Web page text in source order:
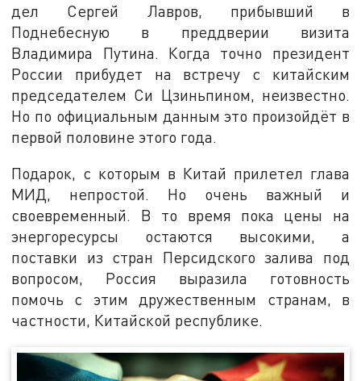
дел Сергей Лавров, прибывший в
Поднебесную в преддверии визита
Владимира Путина. Когда точно президент
России прибудет на встречу с китайским
председателем Си Цзиньпином, неизвестно.
Но по официальным данным это произойдёт в
первой половине этого года.
Подарок, с которым в Китай прилетел глава
МИД, непростой. Но очень важный и
своевременный. В то время пока цены на
энергоресурсы остаются высокими, а
поставки из стран Персидского залива под
вопросом, Россия выразила готовность
помочь с этим дружественным странам, в
частности, Китайской республике.